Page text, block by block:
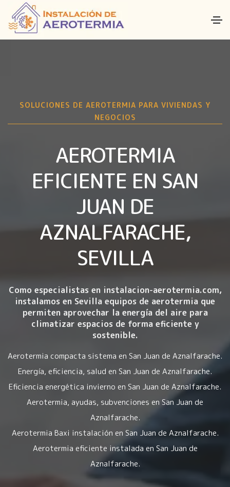
SOLUCIONES DE AEROTERMIA PARA VIVIENDAS Y
NEGOCIOS
AEROTERMIA
EFICIENTE EN SAN
JUAN DE
AZNALFARACHE,
SEVILLA
Como especialistas en instalacion-aerotermia.com,
instalamos en Sevilla equipos de aerotermia que
permiten aprovechar la energía del aire para
climatizar espacios de forma eficiente y
sostenible.
Aerotermia compacta sistema en San Juan de Aznalfarache.
Energía, eficiencia, salud en San Juan de Aznalfarache.
Eficiencia energética invierno en San Juan de Aznalfarache.
Aerotermia, ayudas, subvenciones en San Juan de
Aznalfarache.
Aerotermia Baxi instalación en San Juan de Aznalfarache.
Aerotermia eficiente instalada en San Juan de
Aznalfarache.